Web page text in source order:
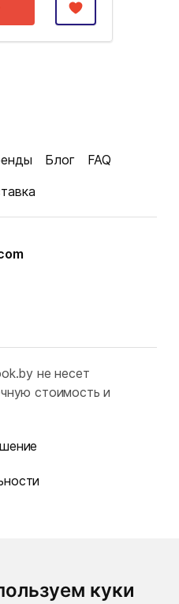
куки
Блог
FAQ
не несет
стоимость и
ответственностью